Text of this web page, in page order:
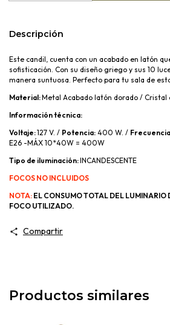
Descripción
Este candil, cuenta con un acabado en latón
sofisticación. Con su diseño griego y sus 10
manera suntuosa. Perfecto para tu sala de
Material:Metal Acabado latón dorado / Cristal
Información técnica:
Voltaje:127 V. / Potencia: 400 W. /
E26 -MÁX 10*40W = 400W
Tipo de iluminación:INCANDESCENTE
FOCOS NO INCLUIDOS
NOTA: EL CONSUMO TOTAL DEL LUMINARIO
FOCO UTILIZADO.
Compartir
Productos similares